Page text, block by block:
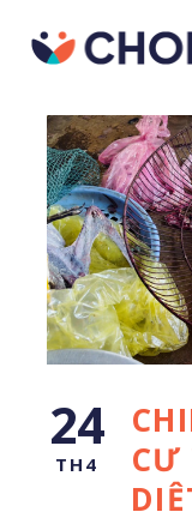
Tiếng Việt
24
TH4
CƯ